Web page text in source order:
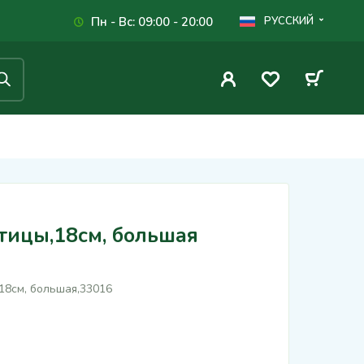
Пн - Вс: 09:00 - 20:00 РУССКИЙ
большая
большая,33016